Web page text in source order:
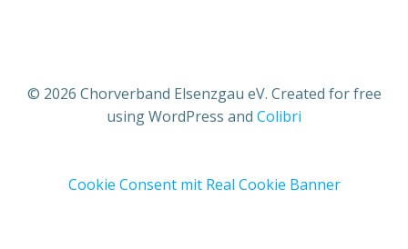
© 2026 Chorverband Elsenzgau eV. Created for free
using WordPress and Colibri
Cookie Consent mit Real Cookie Banner